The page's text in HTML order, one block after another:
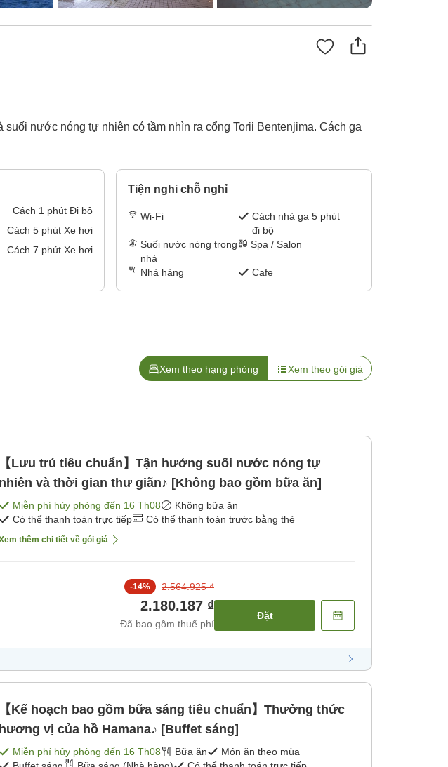
nước nóng tự nhiên có tầm nhìn ra cổng Torii Bentenjima. Cách ga
Cách 1 phút Đi bộ
Cách 5phút Xe hơi
Cách 7 phút Xe hơi
Tiện nghi chỗ nghỉ
Wi-Fi
Cách nhà ga 5 phút
đi bộ
Suối nước nóng trong
nhà
Spa / Salon
Nhà hàng Cafe
Xem theo hạng phòng Xem theo gói giá
【Lưu trú tiêu chuẩn】Tận hưởng suối nước nóng tự
nhiên và thời gian thư giãn♪ [Không bao gồm bữa ăn]
Miễn phí hủy phòng đến 16 Th08
Không bữa ăn
Có thể thanh toán trực tiếp
Có thể thanh toán trước bằng thẻ
thêm chi tiết về gói giá
-14% 2.564.925 ₫
2.180.187 ₫
Đã bao gồm thuế phí
Đặt
【Kế hoạch bao gồm bữa sáng tiêu chuẩn】Thưởng thức
hương vị của hồ Hamana♪ [Buffet sáng]
Miễn phí hủy phòng đến 16 Th08 Bữa ăn
Món ăn theo mùa